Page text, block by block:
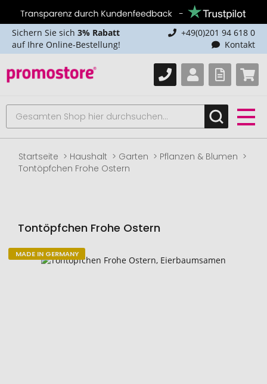
Sichern Sie sich 3% Rabatt
auf Ihre Online-Bestellung!
+49(0)201 94 618 0
Kontakt
Startseite Haushalt Garten
Pflanzen & Blumen
Tontöpfchen Frohe Ostern
Tontöpfchen Frohe Ostern
Zum
MADE IN GERMANY